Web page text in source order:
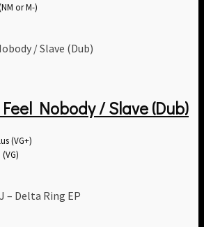
or M-)
Nobody / Slave (Dub)
(VG+)